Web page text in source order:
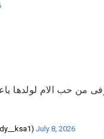
من حب الام لولدها
July 8, 2026